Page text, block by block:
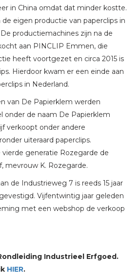
in China omdat dat minder kostte.
eigen productie van paperclips in
productiemachines zijn na de
aan PINCLIP Emmen, die
heeft voortgezet en circa 2015 is
Hierdoor kwam er een einde aan
in Nederland.
van De Papierklem werden
onder de naam De Papierklem
verkoopt onder andere
uiteraard paperclips.
generatie Rozegarde de
mevrouw K. Rozegarde.
de Industrieweg 7 is reeds 15 jaar
Vijfentwintig jaar geleden
met een webshop de verkoop
Industrieel Erfgoed.
HIER.